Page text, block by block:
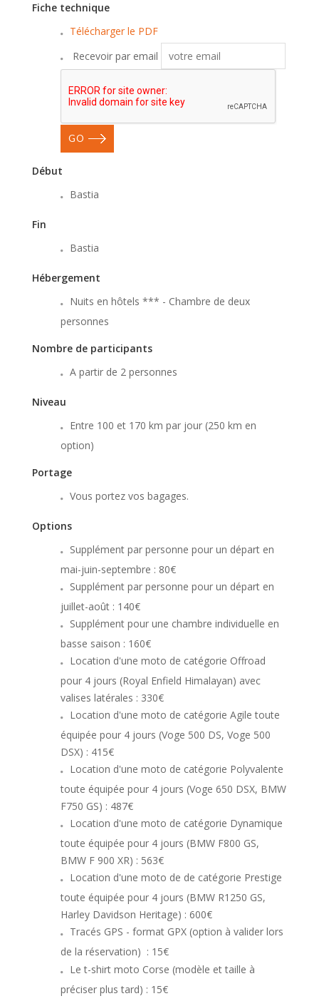
Fiche technique
Télécharger le PDF
Recevoir par email
GO
Début
Bastia
Fin
Bastia
Hébergement
Nuits en hôtels *** - Chambre de deux
personnes
Nombre de participants
A partir de 2 personnes
Niveau
Entre 100 et 170 km par jour (250 km en
option)
Portage
Vous portez vos bagages.
Options
Supplément par personne pour un départ en
mai-juin-septembre : 80€
Supplément par personne pour un départ en
juillet-août : 140€
Supplément pour une chambre individuelle en
basse saison : 160€
Location d'une moto de catégorie Offroad
pour 4 jours (Royal Enfield Himalayan) avec
valises latérales : 330€
Location d'une moto de catégorie Agile toute
équipée pour 4 jours (Voge 500 DS, Voge 500
DSX) : 415€
Location d'une moto de catégorie Polyvalente
toute équipée pour 4 jours (Voge 650 DSX, BMW
F750 GS) : 487€
Location d'une moto de catégorie Dynamique
toute équipée pour 4 jours (BMW F800 GS,
BMW F 900 XR) : 563€
Location d'une moto de de catégorie Prestige
toute équipée pour 4 jours (BMW R1250 GS,
Harley Davidson Heritage) : 600€
Tracés GPS - format GPX (option à valider lors
de la réservation) : 15€
Le t-shirt moto Corse (modèle et taille à
préciser plus tard) : 15€